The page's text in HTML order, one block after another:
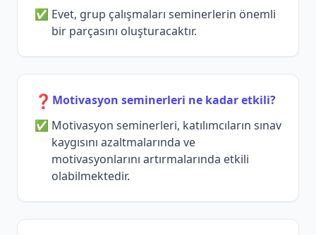
Evet, grup çalışmaları seminerlerin önemli
bir parçasını oluşturacaktır.
❓ Motivasyon seminerleri ne kadar etkili?
Motivasyon seminerleri, katılımcıların sınav
kaygısını azaltmalarında ve
motivasyonlarını artırmalarında etkili
olabilmektedir.